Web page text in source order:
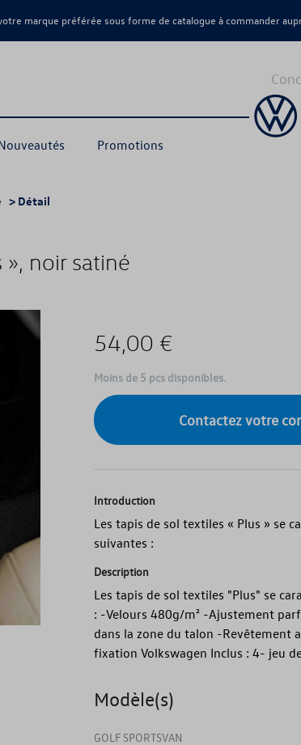
marque préférée sous forme de catalogue à commander
Promotions
> Détail
», noir satiné
54,00 €
Moins de 5 pcs disponibles.
Contactez votre
Introduction
Les tapis de sol textiles « Plus » se
suivantes :
Description
Les tapis de sol textiles "Plus" se
: -Velours 480g/m² -Ajustement
dans la zone du talon -Revêtement
fixation Volkswagen Inclus : 4- jeu
Modèle(s)
GOLF SPORTSVAN